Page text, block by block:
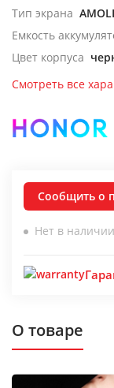
Тип экрана
Емкость
Цвет корпуса
Смотреть все
Сообщить о
Нет в наличии
О товаре